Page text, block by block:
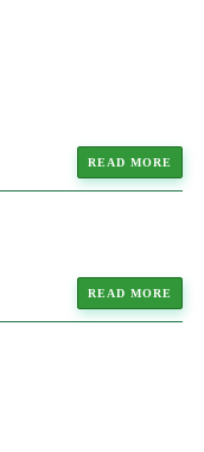
READ MORE
READ MORE